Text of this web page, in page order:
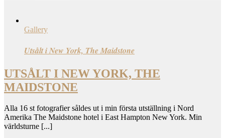
Gallery
Utsålt i New York, The Maidstone
UTSÅLT I NEW YORK, THE
MAIDSTONE
Alla 16 st fotografier såldes ut i min första utställning i Nord
Amerika The Maidstone hotel i East Hampton New York. Min
världsturne [...]